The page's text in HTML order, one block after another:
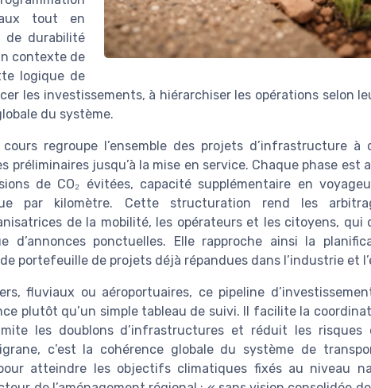
tout en
de durabilité
contexte de
logique de
les investissements, à hiérarchiser les opérations selon
du système.
regroupe l’ensemble des projets d’infrastructure à
jusqu’à la mise en service. Chaque phase est
de CO₂ évitées, capacité supplémentaire en
par kilomètre. Cette structuration rend les
de la mobilité, les opérateurs et les citoyens, qui
d’annonces ponctuelles. Elle rapproche ainsi la
portefeuille de projets déjà répandues dans l’industrie et
fluviaux ou aéroportuaires, ce pipeline
plutôt qu’un simple tableau de suivi. Il facilite la
les doublons d’infrastructures et réduit les risques
c’est la cohérence globale du système de
atteindre les objectifs climatiques fixés au niveau